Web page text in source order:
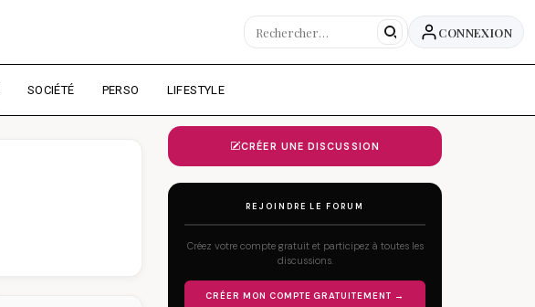
CONNEXION
SOCIÉTÉ PERSO LIFESTYLE
CRÉER UNE DISCUSSION
REJOINDRE LE FORUM
Créez votre compte gratuit et participez à toutes les
discussions.
CRÉER MON COMPTE GRATUITEMENT →